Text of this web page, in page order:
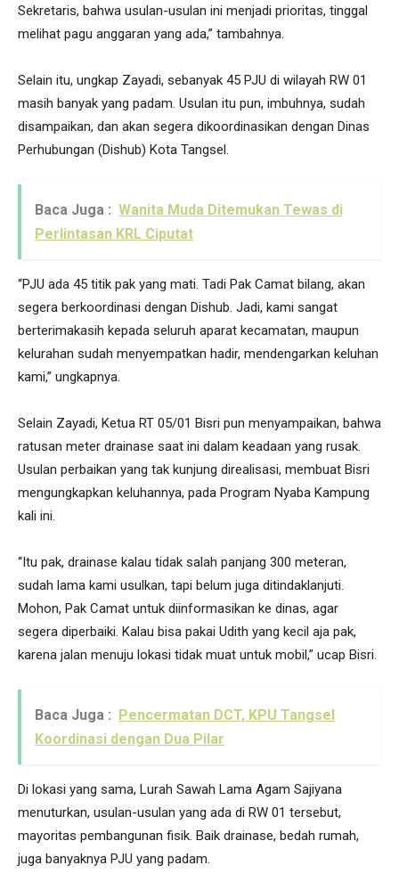
Sekretaris, bahwa usulan-usulan ini menjadi prioritas, tinggal
melihat pagu anggaran yang ada,” tambahnya.
Selain itu, ungkap Zayadi, sebanyak 45 PJU di wilayah RW 01
masih banyak yang padam. Usulan itu pun, imbuhnya, sudah
disampaikan, dan akan segera dikoordinasikan dengan Dinas
Perhubungan (Dishub) Kota Tangsel.
Baca Juga : Wanita Muda Ditemukan Tewas di
Perlintasan KRL Ciputat
“PJU ada 45 titik pak yang mati. Tadi Pak Camat bilang, akan
segera berkoordinasi dengan Dishub. Jadi, kami sangat
berterimakasih kepada seluruh aparat kecamatan, maupun
kelurahan sudah menyempatkan hadir, mendengarkan keluhan
kami,” ungkapnya.
Selain Zayadi, Ketua RT 05/01 Bisri pun menyampaikan, bahwa
ratusan meter drainase saat ini dalam keadaan yang rusak.
Usulan perbaikan yang tak kunjung direalisasi, membuat Bisri
mengungkapkan keluhannya, pada Program Nyaba Kampung
kali ini.
“Itu pak, drainase kalau tidak salah panjang 300 meteran,
sudah lama kami usulkan, tapi belum juga ditindaklanjuti.
Mohon, Pak Camat untuk diinformasikan ke dinas, agar
segera diperbaiki. Kalau bisa pakai Udith yang kecil aja pak,
karena jalan menuju lokasi tidak muat untuk mobil,” ucap Bisri.
Baca Juga : Pencermatan DCT, KPU Tangsel
Koordinasi dengan Dua Pilar
Di lokasi yang sama, Lurah Sawah Lama Agam Sajiyana
menuturkan, usulan-usulan yang ada di RW 01 tersebut,
mayoritas pembangunan fisik. Baik drainase, bedah rumah,
juga banyaknya PJU yang padam.